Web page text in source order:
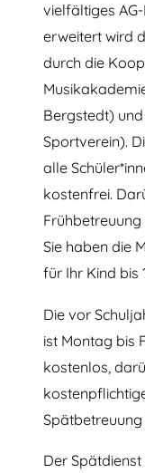
vielfältiges
erweitert wird
durch die
Bergstedt)
Sportverein).
alle
kostenfrei.
Sie haben die
für Ihr Kind bis
Die vor
ist Montag bis
kostenlos,
Spätbetreuung
Der